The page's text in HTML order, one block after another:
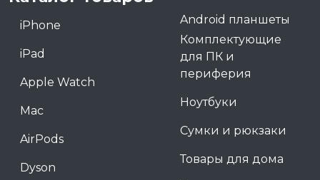
iPhone
iPad
Apple Watch
Mac
AirPods
Dyson
Android планшеты
Комплектующие
для ПК и
периферия
Ноутбуки
Сумки и рюкзаки
Товары для дома